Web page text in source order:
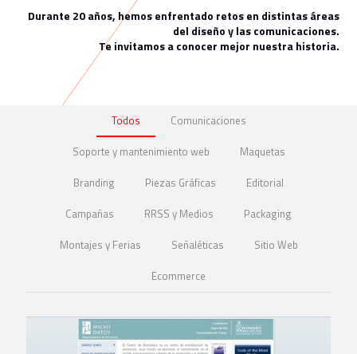
Durante 20 años, hemos enfrentado retos en distintas áreas
del diseño y las comunicaciones.
Te invitamos a conocer mejor nuestra historia.
Todos
Comunicaciones
Soporte y mantenimiento web
Maquetas
Branding
Piezas Gráficas
Editorial
Campañas
RRSS y Medios
Packaging
Montajes y Ferias
Señaléticas
Sitio Web
Ecommerce